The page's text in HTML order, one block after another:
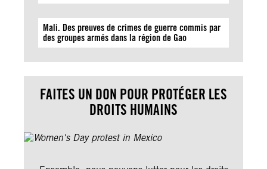
Mali. Des preuves de crimes de guerre commis par
des groupes armés dans la région de Gao
FAITES UN DON POUR PROTÉGER LES
DROITS HUMAINS